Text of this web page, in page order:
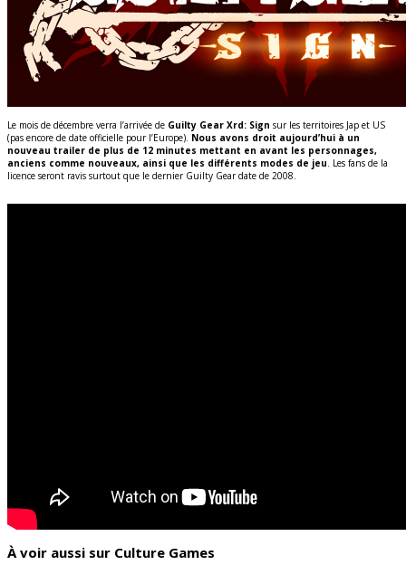
Le mois de décembre verra l’arrivée de Guilty Gear Xrd: Sign sur les territoires Jap et US
(pas encore de date officielle pour l’Europe). Nous avons droit aujourd’hui à un
nouveau trailer de plus de 12 minutes mettant en avant les personnages,
anciens comme nouveaux, ainsi que les différents modes de jeu. Les fans de la
licence seront ravis surtout que le dernier Guilty Gear date de 2008.
À voir aussi sur Culture Games